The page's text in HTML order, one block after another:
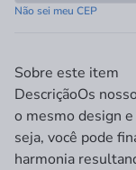
Não sei meu CEP
Sobre este item
DescriçãoOs
o mesmo design
seja, você pode
harmonia